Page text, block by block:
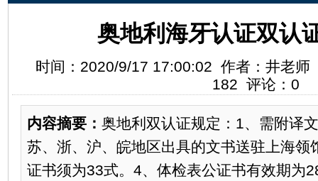
奥地利海牙认证双认
时间：2020/9/17 17:00:02 作者：井老
182 评论：0
内容摘要： 奥地利双认证规定：1、需附译
苏、浙、沪、皖地区出具的文书送驻上海领
证书须为33式。4、体检表公证书有效期为